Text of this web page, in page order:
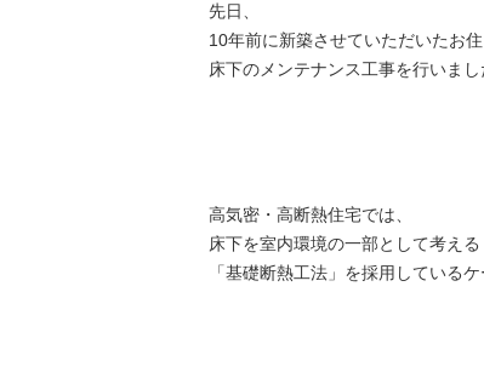
先日、
10年前に新築させていただいたお住
床下のメンテナンス工事を行いまし
高気密・高断熱住宅では、
床下を室内環境の一部として考える
「基礎断熱工法」を採用しているケ